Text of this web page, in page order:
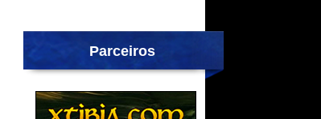
Parceiros